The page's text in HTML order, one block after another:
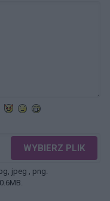
WYBIERZ PLIK
jpeg , png.